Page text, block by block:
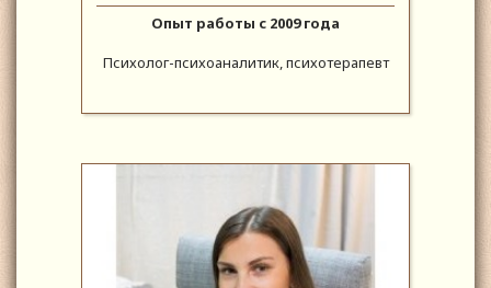
Опыт работы с 2009 года
Психолог-психоаналитик, психотерапевт